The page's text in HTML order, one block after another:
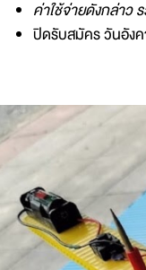
ค่าใช้จ่ายดังกล่าว
ปิดรับสมัคร วันอัง